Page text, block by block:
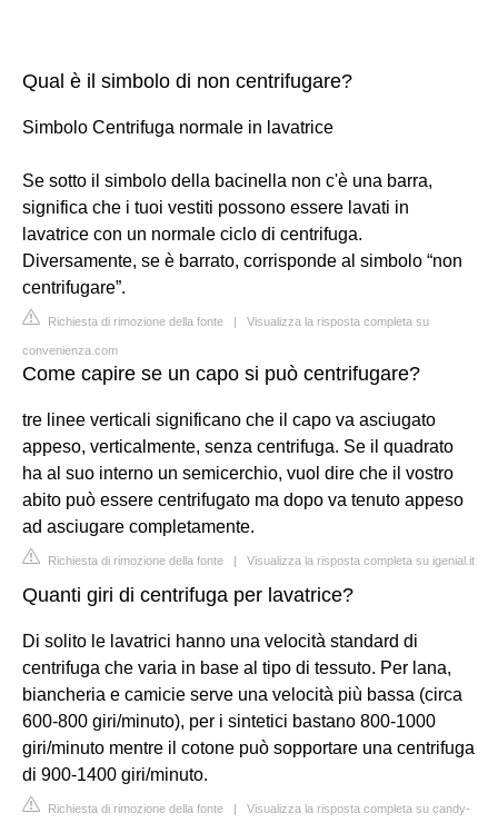
Qual è il simbolo di non centrifugare?
Simbolo Centrifuga normale in lavatrice
Se sotto il simbolo della bacinella non c'è una barra,
significa che i tuoi vestiti possono essere lavati in
lavatrice con un normale ciclo di centrifuga.
Diversamente, se è barrato, corrisponde al simbolo “non
centrifugare”.
Richiesta di rimozione della fonte | Visualizza la risposta completa su
convenienza.com
Come capire se un capo si può centrifugare?
tre linee verticali significano che il capo va asciugato
appeso, verticalmente, senza centrifuga. Se il quadrato
ha al suo interno un semicerchio, vuol dire che il vostro
abito può essere centrifugato ma dopo va tenuto appeso
ad asciugare completamente.
Richiesta di rimozione della fonte | Visualizza la risposta completa su igenial.it
Quanti giri di centrifuga per lavatrice?
Di solito le lavatrici hanno una velocità standard di
centrifuga che varia in base al tipo di tessuto. Per lana,
biancheria e camicie serve una velocità più bassa (circa
600-800 giri/minuto), per i sintetici bastano 800-1000
giri/minuto mentre il cotone può sopportare una centrifuga
di 900-1400 giri/minuto.
Richiesta di rimozione della fonte | Visualizza la risposta completa su candy-